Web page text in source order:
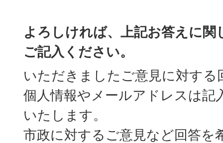
よろしければ、上記お答えに関
ご記入ください。
いただきましたご意見に対する
個人情報やメールアドレスは記
いたします。
市政に対するご意見など回答を